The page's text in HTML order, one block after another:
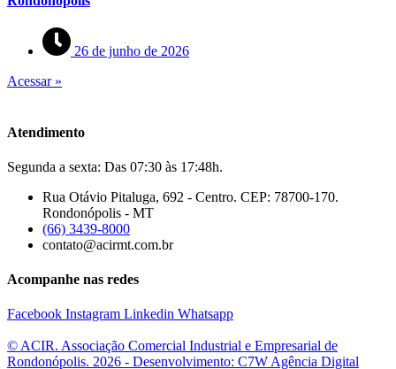
26 de junho de 2026
Acessar »
Atendimento
Segunda a sexta: Das 07:30 às 17:48h.
Rua Otávio Pitaluga, 692 - Centro. CEP: 78700-170.
Rondonópolis - MT
(66) 3439-8000
contato@acirmt.com.br
Acompanhe nas redes
Facebook Instagram Linkedin Whatsapp
© ACIR. Associação Comercial Industrial e Empresarial de
Rondonópolis. 2026 - Desenvolvimento: C7W Agência Digital